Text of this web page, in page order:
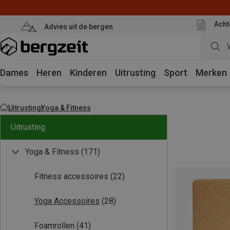
Advies uit de bergen
Dames Heren Kinderen Uitrusting Sport Merken
UitrustingYoga & Fitness
Uitrusting
Yoga & Fitness (171)
Fitness accessoires (22)
Yoga Accessoires (28)
Foamrollen (41)